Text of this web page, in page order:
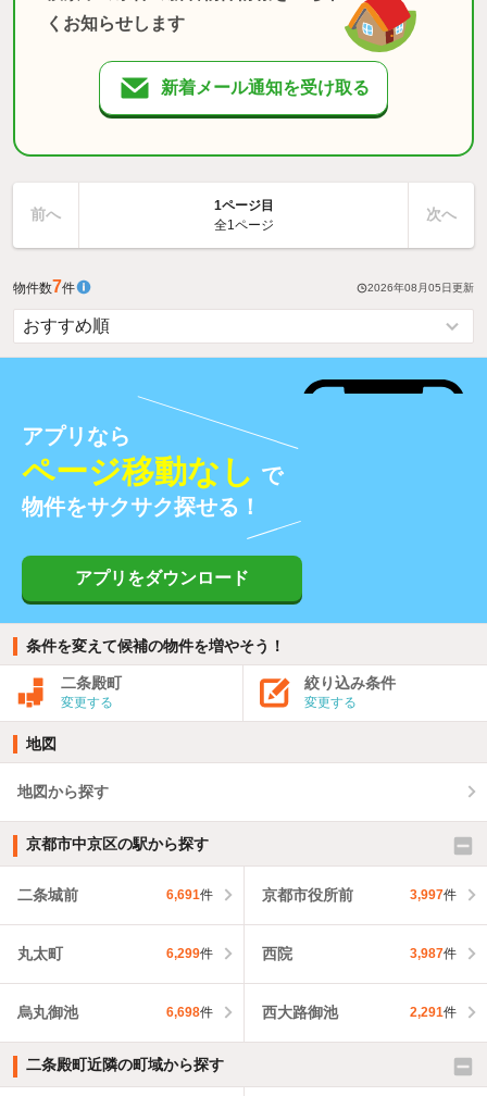
くお知らせします
新着メール通知を受け取る
前へ
1ページ目
全1ページ
次へ
物件数7件 2026年08月05日更新
アプリなら
ページ移動なし で
物件をサクサク探せる！
アプリをダウンロード
条件を変えて候補の物件を増やそう！
二条殿町
変更する
絞り込み条件
変更する
地図
地図から探す
京都市中京区の駅から探す
二条城前 6,691件 京都市役所前 3,997件
丸太町 6,299件 西院 3,987件
烏丸御池 6,698件 西大路御池 2,291件
二条殿町近隣の町域から探す